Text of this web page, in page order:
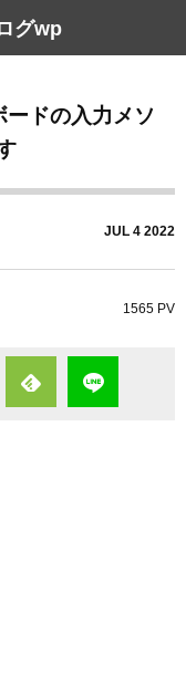
グwp
ドの入力メソ
JUL 4 2022
1565 PV